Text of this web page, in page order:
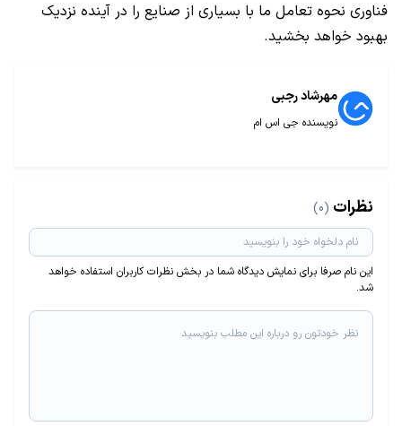
فناوری نحوه تعامل ما با بسیاری از صنایع را در آینده نزدیک
بهبود خواهد بخشید.
مهرشاد رجبی
نویسنده جی اس ام
نظرات (0)
این نام صرفا برای نمایش دیدگاه شما در بخش نظرات کاربران استفاده خواهد
شد.